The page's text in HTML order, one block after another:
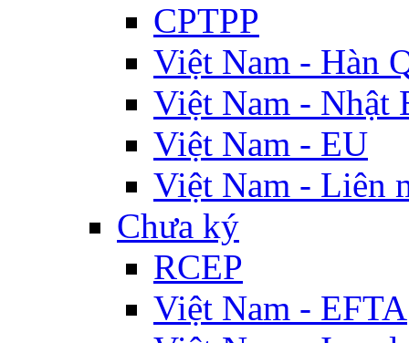
CPTPP
Việt Nam - Hàn
Việt Nam - Nhật
Việt Nam - EU
Việt Nam - Liên
Chưa ký
RCEP
Việt Nam - EFTA